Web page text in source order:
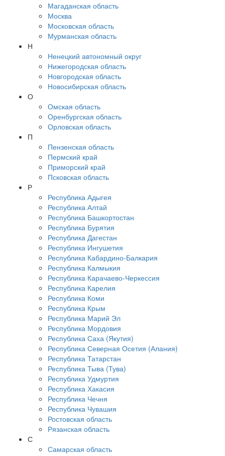
Магаданская область
Москва
Московская область
Мурманская область
Н
Ненецкий автономный округ
Нижегородская область
Новгородская область
Новосибирская область
О
Омская область
Оренбургская область
Орловская область
П
Пензенская область
Пермский край
Приморский край
Псковская область
Р
Республика Адыгея
Республика Алтай
Республика Башкортостан
Республика Бурятия
Республика Дагестан
Республика Ингушетия
Республика Кабардино-Балкария
Республика Калмыкия
Республика Карачаево-Черкессия
Республика Карелия
Республика Коми
Республика Крым
Республика Марий Эл
Республика Мордовия
Республика Саха (Якутия)
Республика Северная Осетия (Алания)
Республика Татарстан
Республика Тыва (Тува)
Республика Удмуртия
Республика Хакасия
Республика Чечня
Республика Чувашия
Ростовская область
Рязанская область
С
Самарская область